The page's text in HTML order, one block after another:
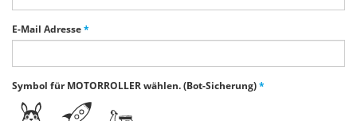
E-Mail Adresse*
Symbol für MOTORROLLER wählen. (Bot-Sicherung)*